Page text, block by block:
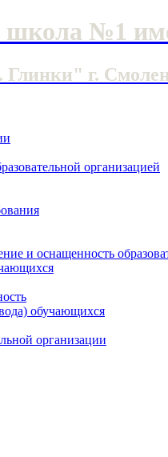
школа №1
г.
организацией
и оснащенность
обучающихся
организации